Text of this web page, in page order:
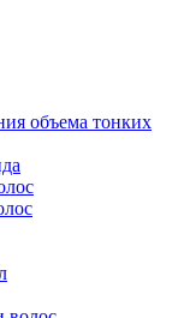
объема тонких